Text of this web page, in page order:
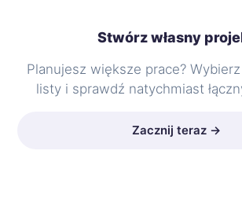
Stwórz własny
Planujesz większe prace?
listy i sprawdź natychmiast
Zacznij teraz →